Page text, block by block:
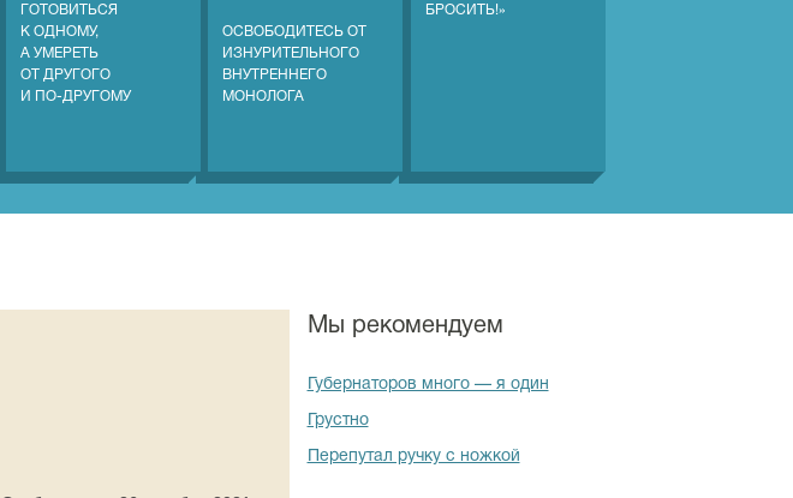
ГОТОВИТЬСЯ
К ОДНОМУ,
А УМЕРЕТЬ
ОТ ДРУГОГО
И ПО-ДРУГОМУ
ОСВОБОДИТЕСЬ ОТ
ИЗНУРИТЕЛЬНОГО
ВНУТРЕННЕГО
МОНОЛОГА
БРОСИТЬ!»
Мы рекомендуем
Губернаторов много — я один
Грустно
Перепутал ручку с ножкой